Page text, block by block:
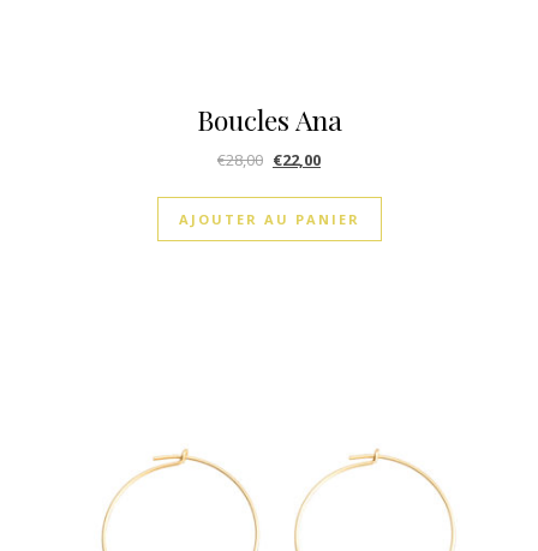
Boucles Ana
€28,00 €22,00
AJOUTER AU PANIER